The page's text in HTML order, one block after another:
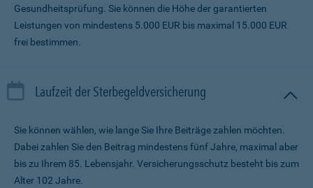
Gesundheitsprüfung. Sie können die Höhe der garantierten
Leistungen von mindestens 5.000 EUR bis maximal 15.000 EUR
frei bestimmen.
Laufzeit der Sterbegeldversicherung
Sie können wählen, wie lange Sie Ihre Beiträge zahlen möchten.
Dabei zahlen Sie den Beitrag mindestens fünf Jahre, maximal aber
bis zu Ihrem 85. Lebensjahr. Versicherungsschutz besteht bis zum
Alter 102 Jahre.